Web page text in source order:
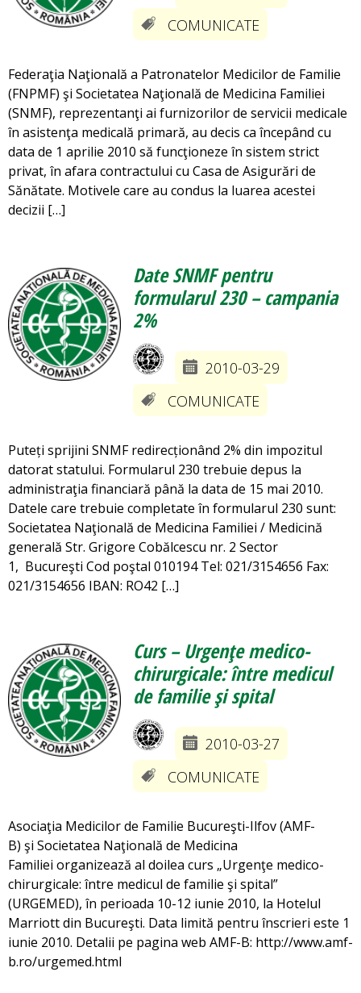
COMUNICATE
Federaţia Naţională a Patronatelor Medicilor de Familie
(FNPMF) şi Societatea Naţională de Medicina Familiei
(SNMF), reprezentanţi ai furnizorilor de servicii medicale
în asistenţa medicală primară, au decis ca începând cu
data de 1 aprilie 2010 să funcţioneze în sistem strict
privat, în afara contractului cu Casa de Asigurări de
Sănătate. Motivele care au condus la luarea acestei
decizii […]
Date SNMF pentru
formularul 230 – campania
2%
2010-03-29
COMUNICATE
Puteți sprijini SNMF redirecționând 2% din impozitul
datorat statului. Formularul 230 trebuie depus la
administraţia financiară până la data de 15 mai 2010.
Datele care trebuie completate în formularul 230 sunt:
Societatea Naţională de Medicina Familiei / Medicină
generală Str. Grigore Cobălcescu nr. 2 Sector
1, Bucureşti Cod poştal 010194 Tel: 021/3154656 Fax:
021/3154656 IBAN: RO42 […]
Curs – Urgenţe medico-
chirurgicale: între medicul
de familie şi spital
2010-03-27
COMUNICATE
Asociaţia Medicilor de Familie Bucureşti-Ilfov (AMF-
B) şi Societatea Naţională de Medicina
Familiei organizează al doilea curs „Urgenţe medico-
chirurgicale: între medicul de familie şi spital”
(URGEMED), în perioada 10-12 iunie 2010, la Hotelul
Marriott din Bucureşti. Data limită pentru înscrieri este 1
iunie 2010. Detalii pe pagina web AMF-B: http://www.amf-
b.ro/urgemed.html